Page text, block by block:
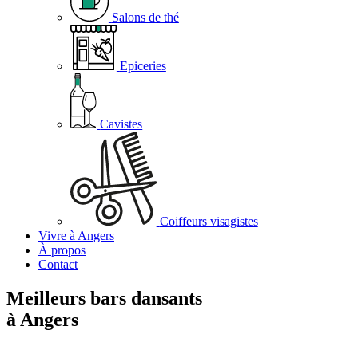
Salons de thé
Epiceries
Cavistes
Coiffeurs visagistes
Vivre à Angers
À propos
Contact
Meilleurs bars dansants
à Angers